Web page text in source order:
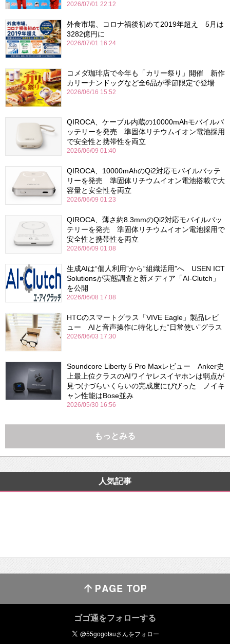
2026/07/01 22:12
外食市場、コロナ禍後初めて2019年超え 5月は
3282億円に
2026/07/01 16:24
コメダ珈琲店で今年も「カリー祭り」開催 新作
カリーナンドッグなど全6品が季節限定で登場
2026/06/16 15:52
QIROCA、ケーブル内蔵の10000mAhモバイルバ
ッテリーを発売 準固体リチウムイオン電池採用
で安全性と携帯性を両立
2026/06/09 01:40
QIROCA、10000mAhのQi2対応モバイルバッテ
リーを発売 準固体リチウムイオン電池搭載で大
容量と安全性を両立
2026/06/09 01:23
QIROCA、薄さ約8.3mmのQi2対応モバイルバッ
テリーを発売 準固体リチウムイオン電池採用で
安全性と携帯性を両立
2026/06/09 01:08
生成AIは“個人利用”から“組織活用”へ USEN ICT
Solutionsが実態調査と新メディア「AI-Clutch」
を公開
2026/06/08 17:08
HTCのスマートグラス「VIVE Eagle」製品レビ
ュー AIと音声操作に特化した“日常使い”グラス
2026/06/03 17:30
Soundcore Liberty 5 Pro Maxレビュー Anker史
上最上位クラスのAIワイヤレスイヤホンは弱点が
見つけづらいくらいの完成度にびびった ノイキ
ャン性能はBose並み
2026/05/30 16:56
もっとみる
人気記事
ゴゴ通をフォローする